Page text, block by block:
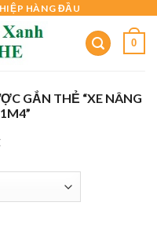
HÀNG ĐẦU
0
GẮN THẺ “XE NÂNG